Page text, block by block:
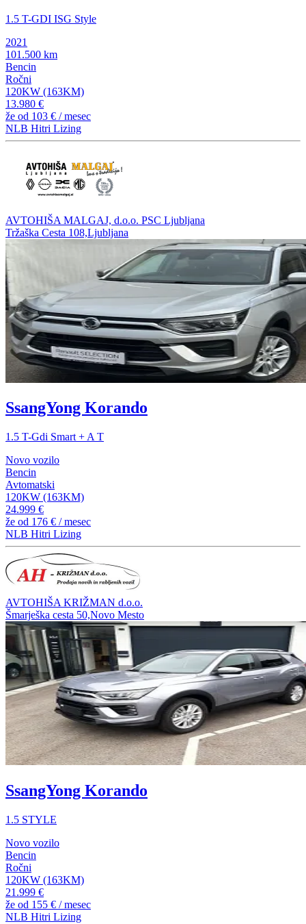
1.5 T-GDI ISG Style
2021
101.500 km
Bencin
Ročni
120KW (163KM)
13.980 €
že od 103 € / mesec
NLB Hitri Lizing
AVTOHIŠA MALGAJ, d.o.o. PSC Ljubljana
Tržaška Cesta 108,Ljubljana
SsangYong Korando
1.5 T-Gdi Smart + A T
Novo vozilo
Bencin
Avtomatski
120KW (163KM)
24.999 €
že od 176 € / mesec
NLB Hitri Lizing
AVTOHIŠA KRIŽMAN d.o.o.
Šmarješka cesta 50,Novo Mesto
SsangYong Korando
1.5 STYLE
Novo vozilo
Bencin
Ročni
120KW (163KM)
21.999 €
že od 155 € / mesec
NLB Hitri Lizing